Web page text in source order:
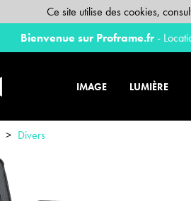
Ce site utilise des cookies,
Bienvenue sur Proframe.fr-
IMAGE LUMIÈRE
> Divers